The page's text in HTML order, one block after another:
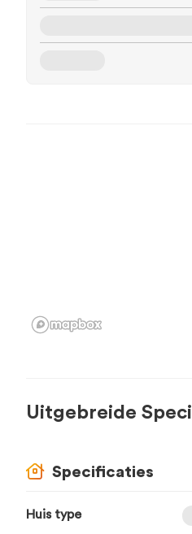
Uitgebreide
Specificaties
Huis type